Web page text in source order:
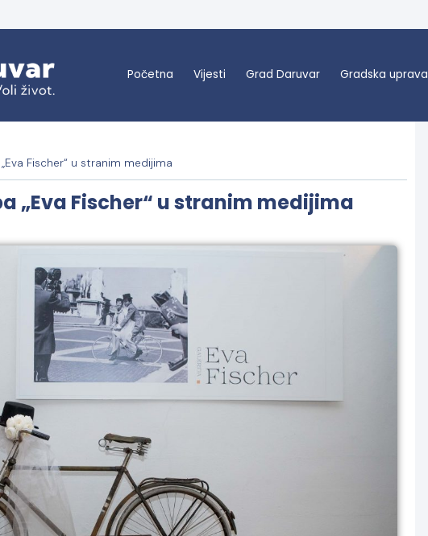
Početna Vijesti Grad Daruvar Gradska uprava
Fischer“ u stranim medijima
„Eva Fischer“ u stranim medijima